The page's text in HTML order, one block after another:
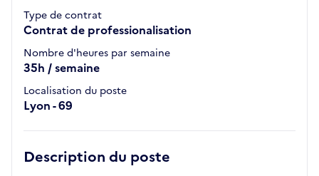
Type de contrat
Contrat de professionalisation
Nombre d'heures par semaine
35h / semaine
Localisation du poste
Lyon - 69
Description du poste